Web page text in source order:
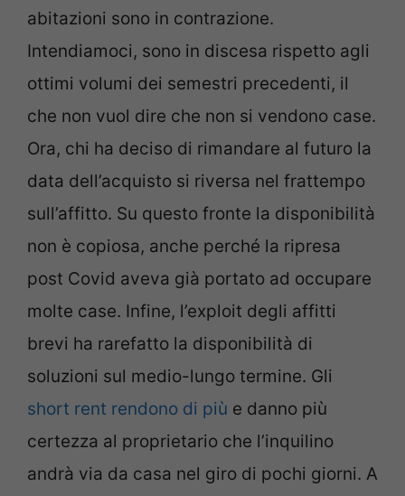
abitazioni sono in contrazione.
Intendiamoci, sono in discesa rispetto agli
ottimi volumi dei semestri precedenti, il
che non vuol dire che non si vendono case.
Ora, chi ha deciso di rimandare al futuro la
data dell’acquisto si riversa nel frattempo
sull’affitto. Su questo fronte la disponibilità
non è copiosa, anche perché la ripresa
post Covid aveva già portato ad occupare
molte case. Infine, l’exploit degli affitti
brevi ha rarefatto la disponibilità di
soluzioni sul medio-lungo termine. Gli
short rent rendono di più e danno più
certezza al proprietario che l’inquilino
andrà via da casa nel giro di pochi giorni. A